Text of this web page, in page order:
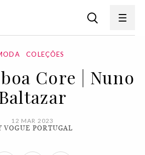
COLEÇÕES
Core | Nuno
12 MAR 2023
VOGUE PORTUGAL